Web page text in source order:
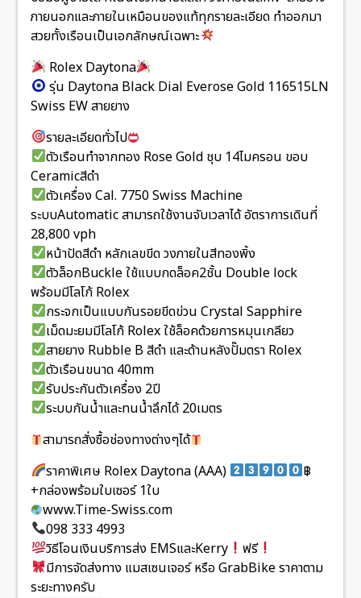
ภายนอกและภายในเหมือนของแท้ทุกรายละเอียด ทำออกมา
สวยทั้งเรือนเป็นเอกลักษณ์เฉพาะ
Rolex Daytona
รุ่น Daytona Black Dial Everose Gold 116515LN
Swiss EW สายยาง
รายละเอียดทั่วไป
ตัวเรือนทำจากทอง Rose Gold ชุบ 14ไมครอน ขอบ
Ceramicสีดำ
ตัวเครื่อง Cal. 7750 Swiss Machine
ระบบAutomatic สามารถใช้งานจับเวลาได้ อัตราการเดินที่
28,800 vph
หน้าปัดสีดำ หลักเลขขีด วงภายในสีทองพิ้ง
ตัวล็อกBuckle ใช้แบบกดล็อค2ชั้น Double lock
พร้อมมีโลโก้ Rolex
กระจกเป็นแบบกันรอยขีดข่วน Crystal Sapphire
เม็ดมะยมมีโลโก้ Rolex ใช้ล็อคด้วยการหมุนเกลียว
สายยาง Rubble B สีดำ และด้านหลังปั๊มตรา Rolex
ตัวเรือนขนาด 40mm
รับประกันตัวเครื่อง 2ปี
ระบบกันน้ำและทนน้ำลึกได้ 20เมตร
สามารถสั่งซื้อช่องทางต่างๆได้
ราคาพิเศษ Rolex Daytona (AAA)
฿
+กล่องพร้อมใบเซอร์ 1ใบ
www.Time-Swiss.com
098 333 4993
วิธีโอนเงินบริการส่ง EMSและKerry
ฟรี
มีการจัดส่งทาง แมสเซนเจอร์ หรือ GrabBike ราคาตาม
ระยะทางครับ